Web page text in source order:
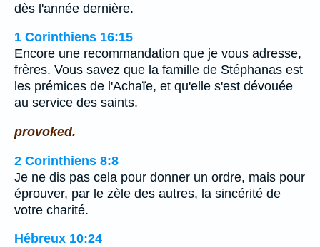
dès l'année dernière.
1 Corinthiens 16:15
Encore une recommandation que je vous adresse,
frères. Vous savez que la famille de Stéphanas est
les prémices de l'Achaïe, et qu'elle s'est dévouée
au service des saints.
provoked.
2 Corinthiens 8:8
Je ne dis pas cela pour donner un ordre, mais pour
éprouver, par le zèle des autres, la sincérité de
votre charité.
Hébreux 10:24